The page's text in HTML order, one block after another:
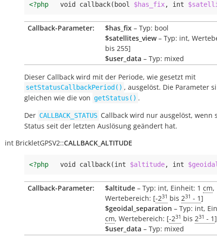
<?php void callback( bool $has_fix, int
Callback-Parameter: $has_fix – Typ: bool
$satellites_view– Typ: int,
bis 255]
$user_data – Typ: mixed
Dieser Callback wird mit der Periode, wie gesetzt mit
setStatusCallbackPeriod() , ausgelöst. Die Parameter
gleichen wie die von getStatus() .
Der CALLBACK_STATUS Callback wird nur ausgelöst, wenn
Status seit der letzten Auslösung geändert hat.
int BrickletGPSV2::CALLBACK_ALTITUDE
<?php void callback(int $altitude, int
Callback-Parameter: $altitude – Typ: int, Einheit: 1 cm,
Wertebereich: [-231 bis 231 - 1]
$geoidal_separation – Typ: int,
cm, Wertebereich: [-231 bis 231 - 1]
$user_data – Typ: mixed